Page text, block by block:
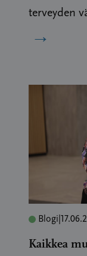
terveyden
→
Blogi
Kaikkea